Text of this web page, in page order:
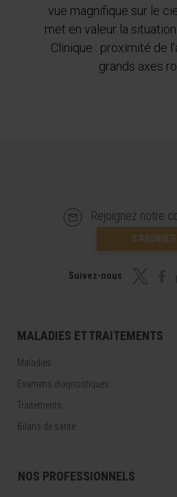
vue magnifique sur le
met en valeur la
Clinique : proximité de
grands axes
Rejoignez notre
S’ABONNER
Suivez-nous
MALADIES ET TRAITEMENTS
Maladies
Examens diagnostiques
Traitements
Bilans de santé
NOS PROFESSIONNELS